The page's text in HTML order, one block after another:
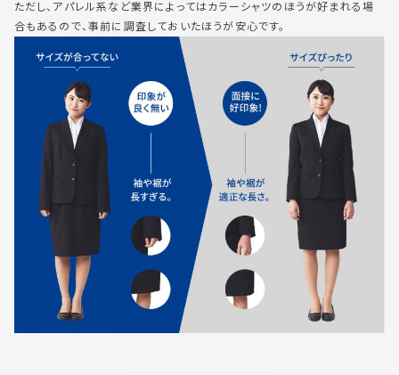
ただし、アパレル系など業界によってはカラーシャツのほうが好まれる場
合もあるので、事前に調査しておいたほうが安心です。